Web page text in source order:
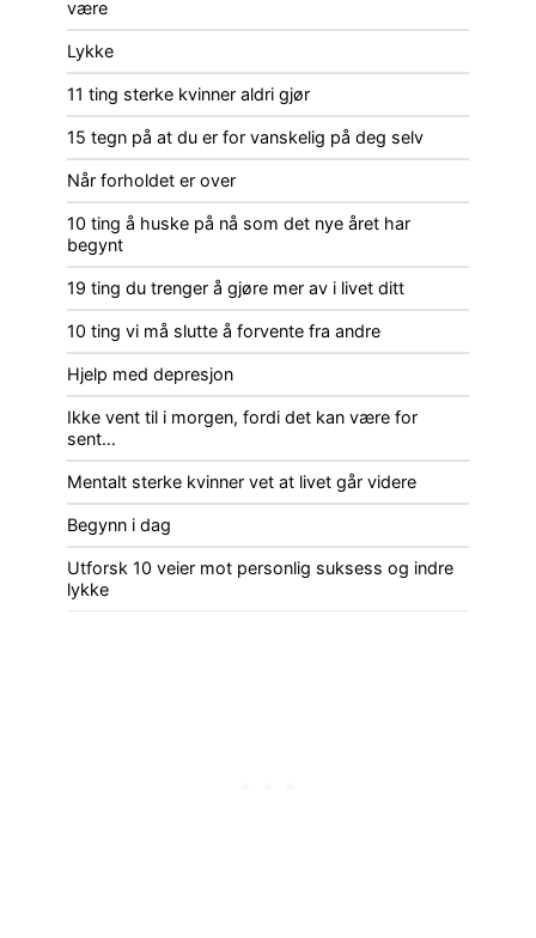
være
Lykke
11 ting sterke kvinner aldri gjør
15 tegn på at du er for vanskelig på deg selv
Når forholdet er over
10 ting å huske på nå som det nye året har
begynt
19 ting du trenger å gjøre mer av i livet ditt
10 ting vi må slutte å forvente fra andre
Hjelp med depresjon
Ikke vent til i morgen, fordi det kan være for
sent…
Mentalt sterke kvinner vet at livet går videre
Begynn i dag
Utforsk 10 veier mot personlig suksess og indre
lykke